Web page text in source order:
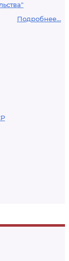
Подробнее...